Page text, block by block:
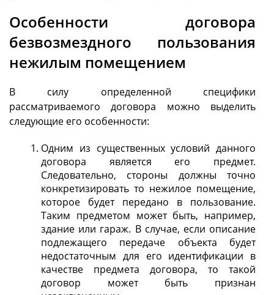
Особенности договора
безвозмездного пользования
нежилым помещением
В силу определенной специфики
рассматриваемого договора можно выделить
следующие его особенности:
Одним из существенных условий данного
договора является его предмет.
Следовательно, стороны должны точно
конкретизировать то нежилое помещение,
которое будет передано в пользование.
Таким предметом может быть, например,
здание или гараж. В случае, если описание
подлежащего передаче объекта будет
недостаточным для его идентификации в
качестве предмета договора, то такой
договор может быть признан